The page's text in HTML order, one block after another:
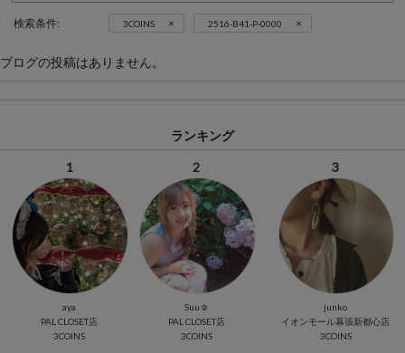
検索条件: 3COINS × 2516-B41-P-0000 ×
ブログの投稿はありません。
ランキング
1
aya
PAL CLOSET店
3COINS
2
Suu☺︎
PAL CLOSET店
3COINS
3
junko
イオンモール幕張新都心店
3COINS